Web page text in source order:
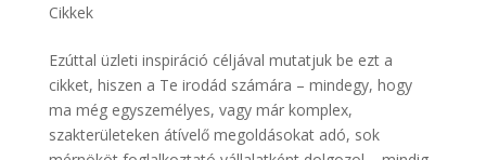
Cikkek
Ezúttal üzleti inspiráció céljával mutatjuk be ezt a
cikket, hiszen a Te irodád számára – mindegy, hogy
ma még egyszemélyes, vagy már komplex,
szakterületeken átívelő megoldásokat adó, sok